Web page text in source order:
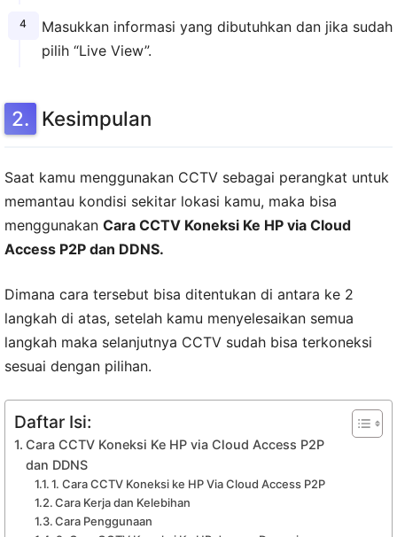
Masukkan informasi yang dibutuhkan dan jika sudah
pilih “Live View”.
Kesimpulan
Saat kamu menggunakan CCTV sebagai perangkat untuk
memantau kondisi sekitar lokasi kamu, maka bisa
menggunakan Cara CCTV Koneksi Ke HP via Cloud
Access P2P dan DDNS.
Dimana cara tersebut bisa ditentukan di antara ke 2
langkah di atas, setelah kamu menyelesaikan semua
langkah maka selanjutnya CCTV sudah bisa terkoneksi
sesuai dengan pilihan.
Daftar Isi:
Cara CCTV Koneksi Ke HP via Cloud Access P2P
dan DDNS
1. Cara CCTV Koneksi ke HP Via Cloud Access P2P
Cara Kerja dan Kelebihan
Cara Penggunaan